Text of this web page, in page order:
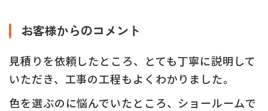
お客様からのコメント
見積りを依頼したところ、とても丁寧に説明して
いただき、工事の工程もよくわかりました。
色を選ぶのに悩んでいたところ、ショールームで